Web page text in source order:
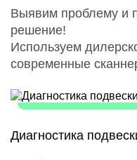
Выявим проблему и
решение!
Используем
современные
Диагностика